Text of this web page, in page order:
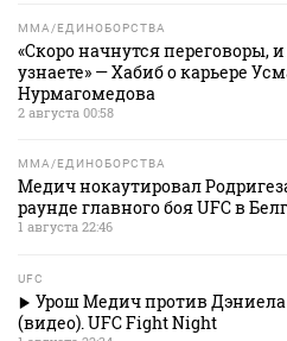
MMA/ЕДИНОБОРСТВА
«Скоро начнутся переговоры,
узнаете» — Хабиб о карьере
Нурмагомедова
2 августа 00:58
MMA/ЕДИНОБОРСТВА
Медич нокаутировал
раунде главного боя UFC в
1 августа 22:46
UFC
Урош Медич против Дэниела
(видео). UFC Fight Night